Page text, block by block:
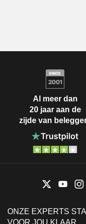
Al meer dan
20 jaar aan de
zijde van
ONZE EXPERTS
VOOR JOU KLAAR